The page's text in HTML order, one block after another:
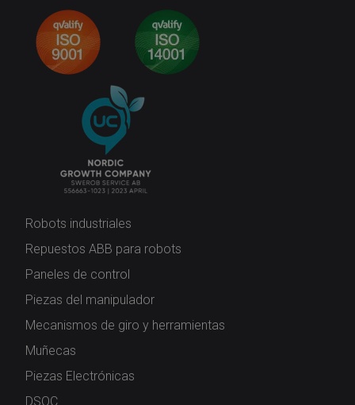
Robots industriales
Repuestos ABB para robots
Paneles de control
Piezas del manipulador
Mecanismos de giro y herramientas
Muñecas
Piezas Electrónicas
DSQC